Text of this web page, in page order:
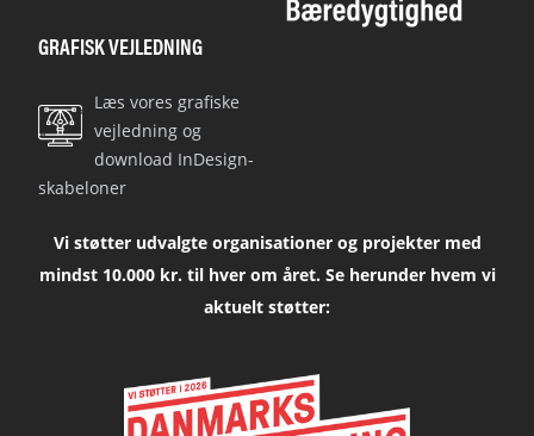
GRAFISK VEJLEDNING
Læs vores grafiske
vejledning og
download InDesign-
skabeloner
Vi støtter udvalgte organisationer og projekter med
mindst 10.000 kr. til hver om året. Se herunder hvem vi
aktuelt støtter: